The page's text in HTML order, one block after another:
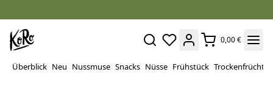
0,00 €
Überblick Neu Nussmuse Snacks Nüsse Frühstück Trockenfrüchte